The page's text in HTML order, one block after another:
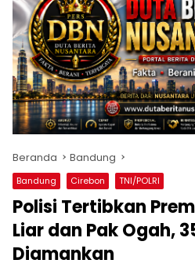
Beranda Bandung
Bandung Cirebon TNI/POLRI
Polisi Tertibkan
Liar dan Pak Ogah,
Diamankan